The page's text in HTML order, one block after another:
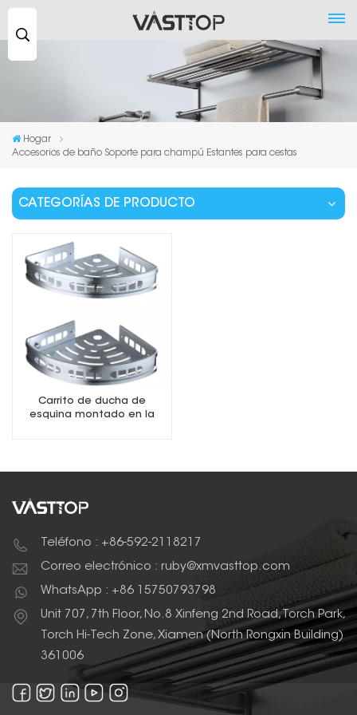
Hogar
Accesorios de baño Soporte para champú Estantes para cestas
CATEGORÍAS DE PRODUCTO
Carrito de ducha de
esquina montado en la
Teléfono : +86-592-2118217
Correo electrónico : ruby@xmvasttop.com
WhatsApp : +86 15750793798
Unit 707, 7th Floor, No.8 Xinfeng 2nd Road, Torch Park,
Torch Hi-Tech Zone, Xiamen (North Rongxin Building)
361006